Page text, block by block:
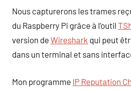
Nous capturerons les trames
du Raspberry Pi grâce à l’outil
version de Wireshark qui peut
dans un terminal et sans
Mon programme IP Reputation